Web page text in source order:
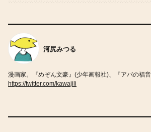
河尻みつる
漫画家。『めぞん文豪』(少年画報社)、『アバの福
https://twitter.com/kawajili